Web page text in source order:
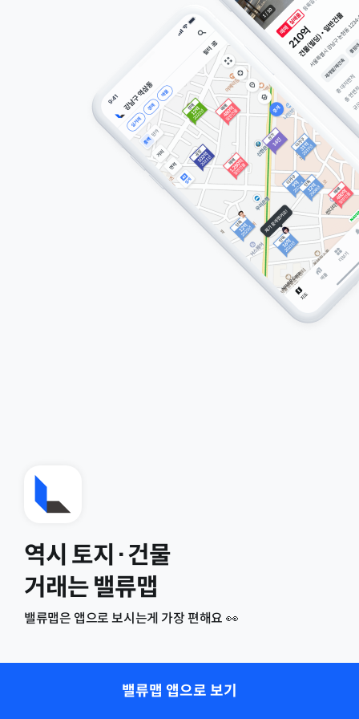
역시 토지·건물
거래는 밸류맵
밸류맵은 앱으로 보시는게 가장 편해요 👀
밸류맵 앱으로 보기